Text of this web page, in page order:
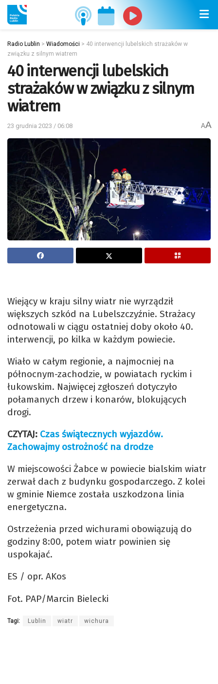
Radio Lublin > Wiadomości > 40 interwencji lubelskich strażaków w
związku z silnym wiatrem
40 interwencji lubelskich
strażaków w związku z silnym
wiatrem
23 grudnia 2023 / 06:08 AA
Wiejący w kraju silny wiatr nie wyrządził
większych szkód na Lubelszczyźnie. Strażacy
odnotowali w ciągu ostatniej doby około 40.
interwencji, po kilka w każdym powiecie.
Wiało w całym regionie, a najmocniej na
północnym-zachodzie, w powiatach ryckim i
łukowskim. Najwięcej zgłoszeń dotyczyło
połamanych drzew i konarów, blokujących
drogi.
CZYTAJ: Czas świątecznych wyjazdów.
Zachowajmy ostrożność na drodze
W miejscowości Żabce w powiecie bialskim wiatr
zerwał dach z budynku gospodarczego. Z kolei
w gminie Niemce została uszkodzona linia
energetyczna.
Ostrzeżenia przed wichurami obowiązują do
godziny 8:00, potem wiatr powinien się
uspokajać.
ES / opr. AKos
Fot. PAP/Marcin Bielecki
Tagi: Lublin wiatr wichura